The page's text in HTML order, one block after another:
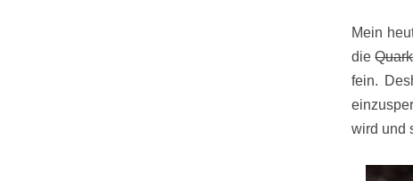
Mein
dieQuark
fein.
wird und